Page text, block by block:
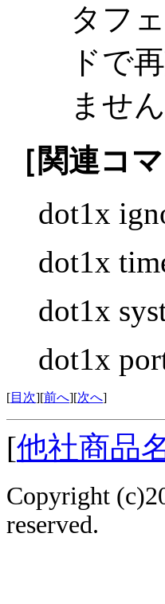
タフ
ドで
ません
［関連コ
dot1x
dot1x
dot1x
dot1x
[目次][前へ][次へ]
[他社商品
Copyright
reserved.